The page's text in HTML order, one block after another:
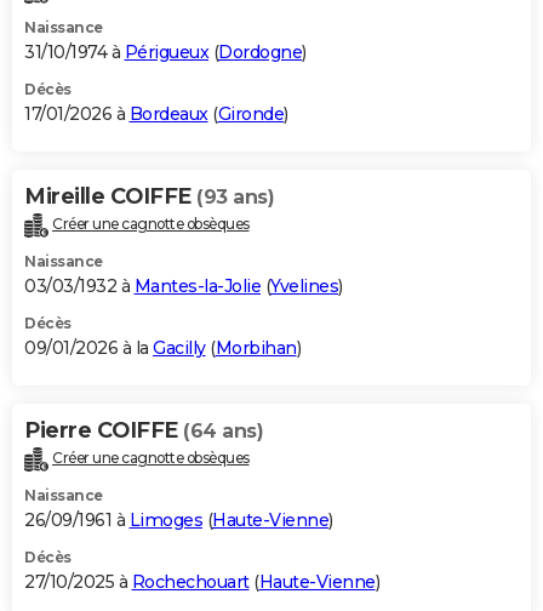
Dictionnaire
Biographies
Citations
Expressions
Proverbes
PROGRAMME TV
S'inscrire
Se connecter
Lycées
Collèges
Primaires
Universités
Entreprises
Service militaire
Avis de recherche
AVIS DE DÉCÈS
Bricolage
Lifestyle
Culture
Sport
Auto
Television
Voyage
Cinema
Naissance
31/10/1974 à Périgueux(Dordogne)
Décès
17/01/2026 à Bordeaux(Gironde)
Mireille COIFFE (93 ans)
Créer une cagnotte obsèques
Naissance
03/03/1932 à Mantes-la-Jolie (Yvelines)
Décès
09/01/2026 à la Gacilly(Morbihan)
Pierre COIFFE (64 ans)
Créer une cagnotte obsèques
Naissance
26/09/1961 à Limoges (Haute-Vienne)
Décès
27/10/2025 à Rochechouart(Haute-Vienne)